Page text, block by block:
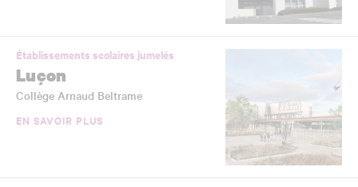
Établissements scolaires jumelés
Luçon
Collège Arnaud Beltrame
EN SAVOIR PLUS